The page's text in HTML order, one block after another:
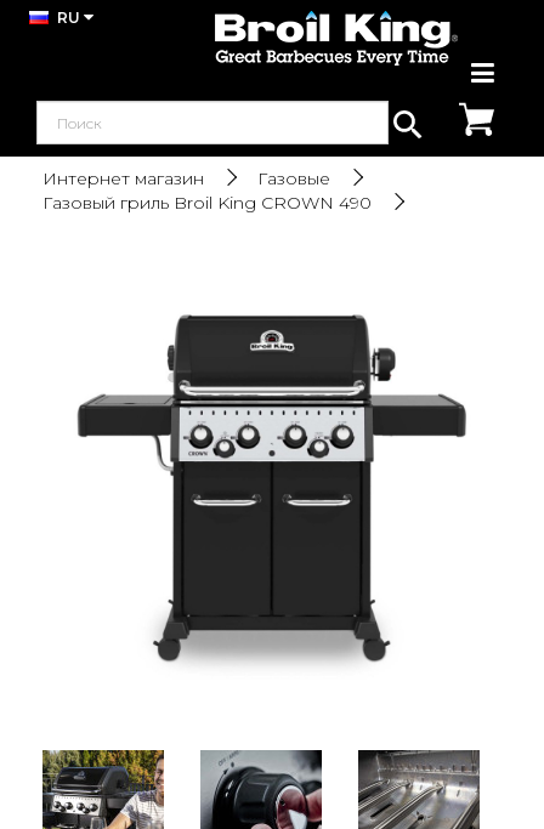
RU
Интернет магазин
Газовые
Газовый гриль Broil King CROWN 490